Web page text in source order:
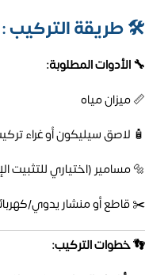
🛠️طريقة التركيب :
🔧 الأدوات المطلوبة:
📏 ميزان مياه
🧴 لاصق سيليكون أو غراء
🔩 مسامير (اختياري للتثبيت
✂️ قاطع أو منشار يدوي/
👣 خطوات التركيب: